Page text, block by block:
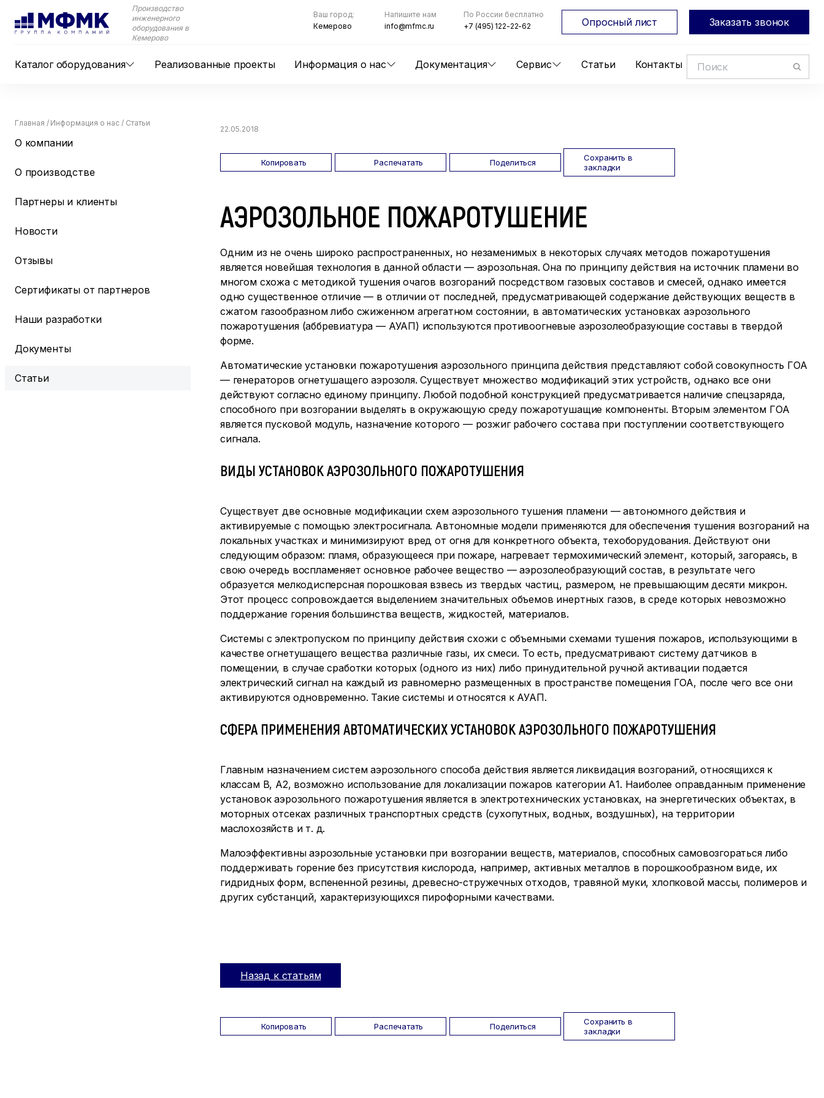
Производство
инженерного
оборудования в
Кемерово
Каталог оборудования Реализованные проекты Информация о нас Документация Сервис Статьи Контакты
Ваш город:
Кемерово
Напишите нам
info@mfmc.ru
По России бесплатно
+7 (495) 122-22-62
Опросный лист Заказать звонок
Главная / Информация о нас / Статьи
О компании
О производстве
Партнеры и клиенты
Новости
Отзывы
Сертификаты от партнеров
Наши разработки
Документы
Статьи
22.05.2018
Копировать Распечатать Поделиться
Сохранить в
закладки
АЭРОЗОЛЬНОЕ ПОЖАРОТУШЕНИЕ
Одним из не очень широко распространенных, но незаменимых в некоторых случаях методов пожаротушения
является новейшая технология в данной области — аэрозольная. Она по принципу действия на источник пламени во
многом схожа с методикой тушения очагов возгораний посредством газовых составов и смесей, однако имеется
одно существенное отличие — в отличии от последней, предусматривающей содержание действующих веществ в
сжатом газообразном либо сжиженном агрегатном состоянии, в автоматических установках аэрозольного
пожаротушения (аббревиатура — АУАП) используются противоогневые аэрозолеобразующие составы в твердой
форме.
Автоматические установки пожаротушения аэрозольного принципа действия представляют собой совокупность ГОА
— генераторов огнетушащего аэрозоля. Существует множество модификаций этих устройств, однако все они
действуют согласно единому принципу. Любой подобной конструкцией предусматривается наличие спецзаряда,
способного при возгорании выделять в окружающую среду пожаротушащие компоненты. Вторым элементом ГОА
является пусковой модуль, назначение которого — розжиг рабочего состава при поступлении соответствующего
сигнала.
ВИДЫ УСТАНОВОК АЭРОЗОЛЬНОГО ПОЖАРОТУШЕНИЯ
Существует две основные модификации схем аэрозольного тушения пламени — автономного действия и
активируемые с помощью электросигнала. Автономные модели применяются для обеспечения тушения возгораний на
локальных участках и минимизируют вред от огня для конкретного объекта, техоборудования. Действуют они
следующим образом: пламя, образующееся при пожаре, нагревает термохимический элемент, который, загораясь, в
свою очередь воспламеняет основное рабочее вещество — аэрозолеобразующий состав, в результате чего
образуется мелкодисперсная порошковая взвесь из твердых частиц, размером, не превышающим десяти микрон.
Этот процесс сопровождается выделением значительных объемов инертных газов, в среде которых невозможно
поддержание горения большинства веществ, жидкостей, материалов.
Системы с электропуском по принципу действия схожи с объемными схемами тушения пожаров, использующими в
качестве огнетушащего вещества различные газы, их смеси. То есть, предусматривают систему датчиков в
помещении, в случае сработки которых (одного из них) либо принудительной ручной активации подается
электрический сигнал на каждый из равномерно размещенных в пространстве помещения ГОА, после чего все они
активируются одновременно. Такие системы и относятся к АУАП.
СФЕРА ПРИМЕНЕНИЯ АВТОМАТИЧЕСКИХ УСТАНОВОК АЭРОЗОЛЬНОГО ПОЖАРОТУШЕНИЯ
Главным назначением систем аэрозольного способа действия является ликвидация возгораний, относящихся к
классам В, А2, возможно использование для локализации пожаров категории А1. Наиболее оправданным применение
установок аэрозольного пожаротушения является в электротехнических установках, на энергетических объектах, в
моторных отсеках различных транспортных средств (сухопутных, водных, воздушных), на территории
маслохозяйств и т. д.
Малоэффективны аэрозольные установки при возгорании веществ, материалов, способных самовозгораться либо
поддерживать горение без присутствия кислорода, например, активных металлов в порошкообразном виде, их
гидридных форм, вспененной резины, древесно-стружечных отходов, травяной муки, хлопковой массы, полимеров и
других субстанций, характеризующихся пирофорными качествами.
Назад к статьям
Копировать Распечатать Поделиться
Сохранить в
закладки